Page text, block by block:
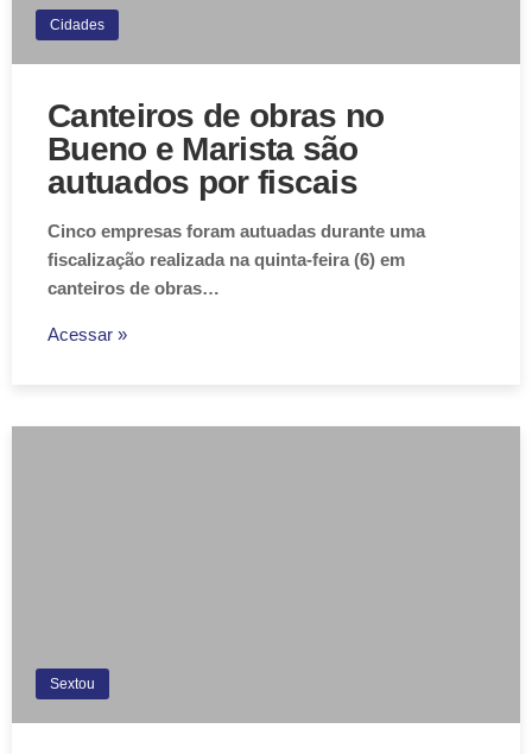
Cidades
Canteiros de obras no
Bueno e Marista são
autuados por fiscais
Cinco empresas foram autuadas durante uma
fiscalização realizada na quinta-feira (6) em
canteiros de obras…
Acessar »
Sextou